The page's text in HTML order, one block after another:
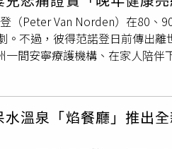
／翻攝自《富都青年》臉書）
延殘喘，為了呈現底層工人的
出，其中一段長達數十秒，在
金馬影帝，成為繼常楓、郎雄
／翻攝自《危險關係》微博）
科醫生，將隱性心理暴力的壓
過卻沒有反映在收視上面，對
分。因為李安的一句話吳慷仁
現仍被封為是「教科書神演技
（Peter Van Norden）在80、
不過，彼得范諾登日前傳出
間安寧療護機構、在家人陪
子羅伯特（Robert）10日在社
是一位了不起的父親、丈夫和
增長，身體也出現多種健康問
1970年代後期踏入好萊塢，在
在《警察學校2》（Police
溫泉「焰餐廳」推出